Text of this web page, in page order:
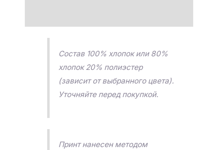
Состав 100% хлопок или 80%
хлопок 20% полиэстер
(зависит от выбранного цвета).
Уточняйте перед покупкой.
Принт нанесен методом